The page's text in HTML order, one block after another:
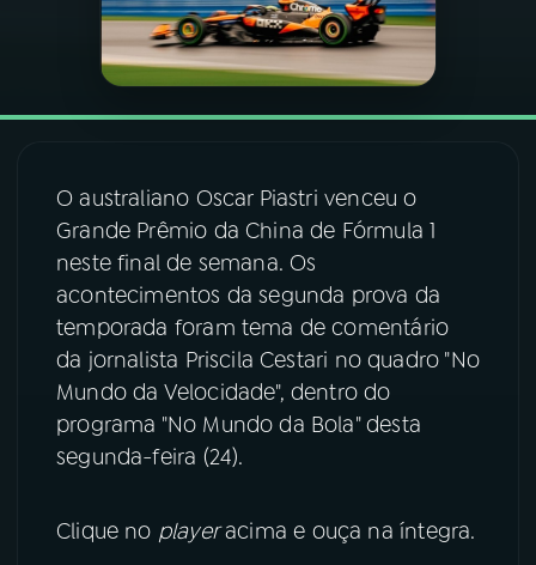
PODCASTS
07 ÚLTIMAS
FESTIVAL DE MÚSICA
ACOMPANHE A RÁDIO NACIONAL
YouTube
O australiano Oscar Piastri venceu o
Grande Prêmio da China de Fórmula 1
neste final de semana. Os
acontecimentos da segunda prova da
temporada foram tema de comentário
da jornalista Priscila Cestari no quadro "No
Mundo da Velocidade", dentro do
programa "No Mundo da Bola" desta
segunda-feira (24).
Clique no playeracima e ouça na íntegra.